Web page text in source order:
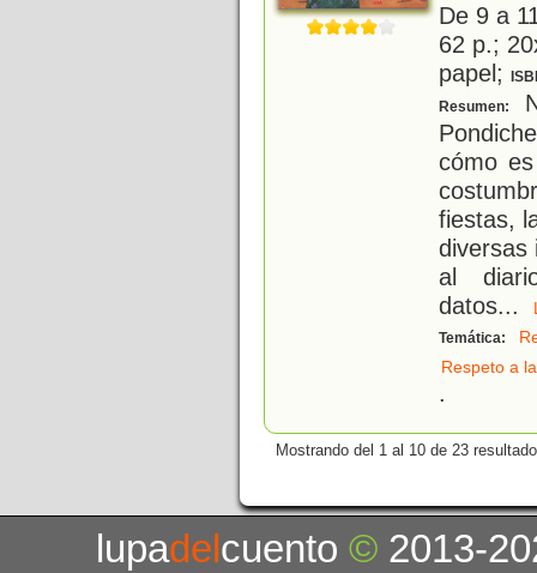
De 9 a
62 p.;
papel;
Resumen:
cómo
fiestas,
diversas
al
datos...
Temática:
Respeto a
.
Mostrando del 1 al 10 de 23
lupadelcuento© 2013-